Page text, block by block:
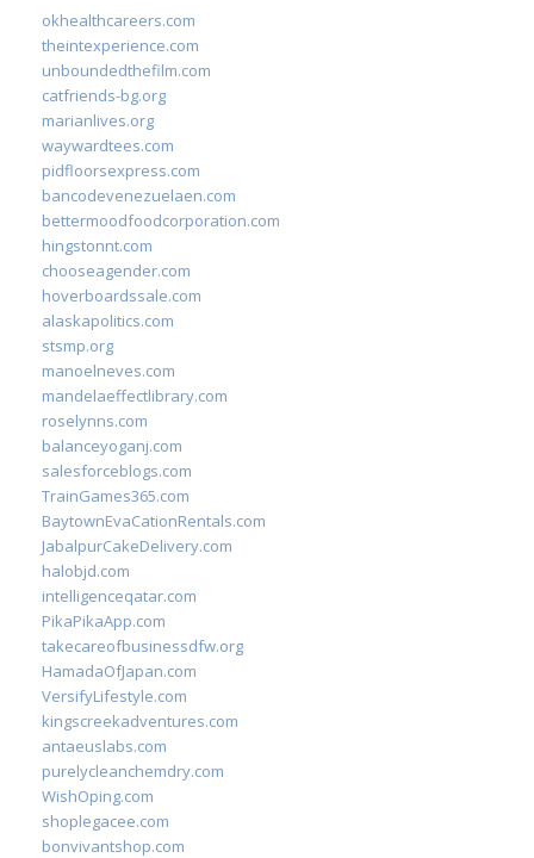
okhealthcareers.com
theintexperience.com
unboundedthefilm.com
catfriends-bg.org
marianlives.org
waywardtees.com
pidfloorsexpress.com
bancodevenezuelaen.com
bettermoodfoodcorporation.com
hingstonnt.com
chooseagender.com
hoverboardssale.com
alaskapolitics.com
stsmp.org
manoelneves.com
mandelaeffectlibrary.com
roselynns.com
balanceyoganj.com
salesforceblogs.com
TrainGames365.com
BaytownEvaCationRentals.com
JabalpurCakeDelivery.com
halobjd.com
intelligenceqatar.com
PikaPikaApp.com
takecareofbusinessdfw.org
HamadaOfJapan.com
VersifyLifestyle.com
kingscreekadventures.com
antaeuslabs.com
purelycleanchemdry.com
WishOping.com
shoplegacee.com
bonvivantshop.com